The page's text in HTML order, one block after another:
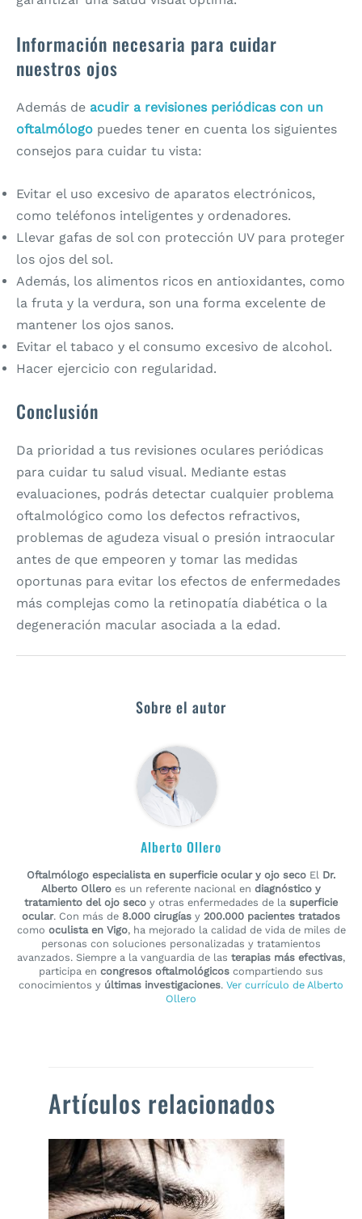
Información necesaria para cuidar
nuestros ojos
Además de acudir a revisiones periódicas con un
oftalmólogo puedes tener en cuenta los siguientes
consejos para cuidar tu vista:
Evitar el uso excesivo de aparatos electrónicos,
como teléfonos inteligentes y ordenadores.
Llevar gafas de sol con protección UV para proteger
los ojos del sol.
Además, los alimentos ricos en antioxidantes, como
la fruta y la verdura, son una forma excelente de
mantener los ojos sanos.
Evitar el tabaco y el consumo excesivo de alcohol.
Hacer ejercicio con regularidad.
Conclusión
Da prioridad a tus revisiones oculares periódicas
para cuidar tu salud visual. Mediante estas
evaluaciones, podrás detectar cualquier problema
oftalmológico como los defectos refractivos,
problemas de agudeza visual o presión intraocular
antes de que empeoren y tomar las medidas
oportunas para evitar los efectos de enfermedades
más complejas como la retinopatía diabética o la
degeneración macular asociada a la edad.
Sobre el autor
Alberto Ollero
Oftalmólogo especialista en superficie ocular y ojo seco El Dr.
Alberto Ollero es un referente nacional en diagnóstico y
tratamiento del ojo seco y otras enfermedades de la superficie
ocular. Con más de 8.000 cirugías y 200.000 pacientes tratados
como oculista en Vigo, ha mejorado la calidad de vida de miles de
personas con soluciones personalizadas y tratamientos
avanzados. Siempre a la vanguardia de las terapias más efectivas,
participa en congresos oftalmológicos compartiendo sus
conocimientos y últimas investigaciones. Ver currículo de Alberto
Ollero
Artículos relacionados